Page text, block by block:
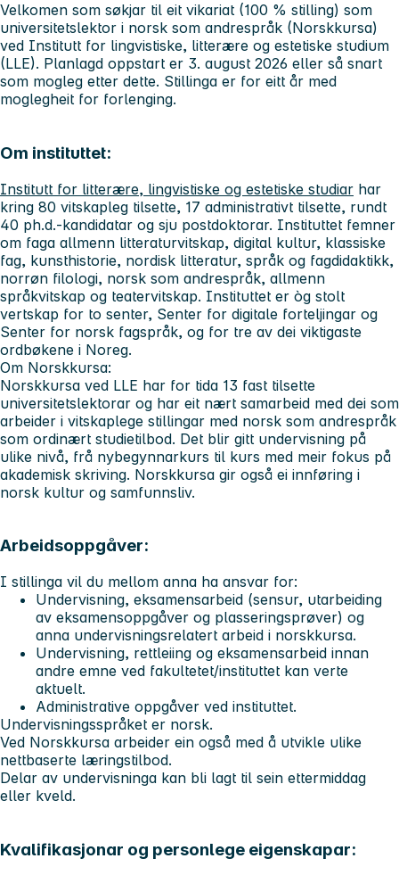
Velkomen som søkjar til eit vikariat (100 % stilling) som
universitetslektor i norsk som andrespråk (Norskkursa)
ved Institutt for lingvistiske, litterære og estetiske studium
(LLE). Planlagd oppstart er 3. august 2026 eller så snart
som mogleg etter dette. Stillinga er for eitt år med
moglegheit for forlenging.
Om instituttet:
Institutt for litterære, lingvistiske og estetiske studiar har
kring 80 vitskapleg tilsette, 17 administrativt tilsette, rundt
40 ph.d.-kandidatar og sju postdoktorar. Instituttet femner
om faga allmenn litteraturvitskap, digital kultur, klassiske
fag, kunsthistorie, nordisk litteratur, språk og fagdidaktikk,
norrøn filologi, norsk som andrespråk, allmenn
språkvitskap og teatervitskap. Instituttet er òg stolt
vertskap for to senter, Senter for digitale forteljingar og
Senter for norsk fagspråk, og for tre av dei viktigaste
ordbøkene i Noreg.
Om Norskkursa:
Norskkursa ved LLE har for tida 13 fast tilsette
universitetslektorar og har eit nært samarbeid med dei som
arbeider i vitskaplege stillingar med norsk som andrespråk
som ordinært studietilbod. Det blir gitt undervisning på
ulike nivå, frå nybegynnarkurs til kurs med meir fokus på
akademisk skriving. Norskkursa gir også ei innføring i
norsk kultur og samfunnsliv.
Arbeidsoppgåver:
I stillinga vil du mellom anna ha ansvar for:
Undervisning, eksamensarbeid (sensur, utarbeiding
av eksamensoppgåver og plasseringsprøver) og
anna undervisningsrelatert arbeid i norskkursa.
Undervisning, rettleiing og eksamensarbeid innan
andre emne ved fakultetet/instituttet kan verte
aktuelt.
Administrative oppgåver ved instituttet.
Undervisningsspråket er norsk.
Ved Norskkursa arbeider ein også med å utvikle ulike
nettbaserte læringstilbod.
Delar av undervisninga kan bli lagt til sein ettermiddag
eller kveld.
Kvalifikasjonar og personlege eigenskapar: